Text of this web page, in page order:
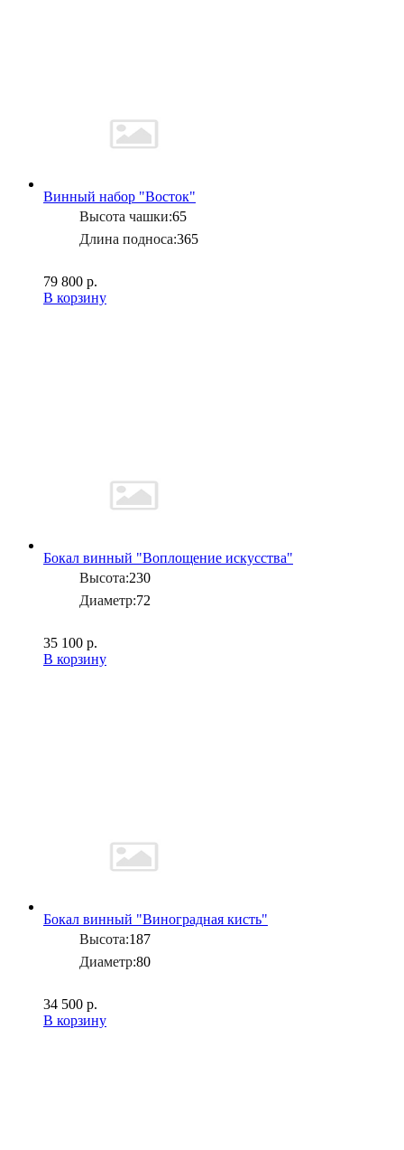
Винный набор "Восток"
Высота чашки:65
Длина подноса:365
79 800 р.
В корзину
Бокал винный "Воплощение искусства"
Высота:230
Диаметр:72
35 100 р.
В корзину
Бокал винный "Виноградная кисть"
Высота:187
Диаметр:80
34 500 р.
В корзину